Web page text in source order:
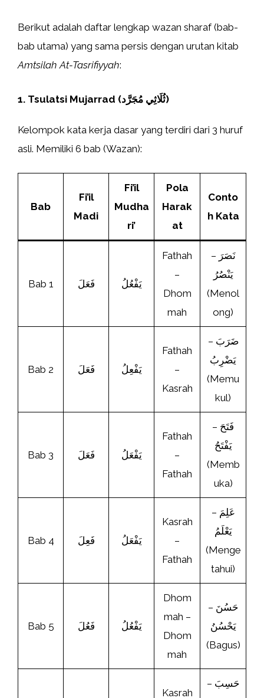
Berikut adalah daftar lengkap wazan sharaf (bab-
bab utama) yang sama persis dengan urutan kitab
Amtsilah At-Tasrifiyyah:
1. Tsulatsi Mujarrad (ثُلَاثِي مُجَرَّد)
Kelompok kata kerja dasar yang terdiri dari 3 huruf
asli. Memiliki 6 bab (Wazan):
Bab
Fi’il
Madi
Fi’il
Mudha
ri’
Pola
Harak
at
Conto
h Kata
Bab 1 فَعَلَ يَفْعُلُ
Fathah
–
Dhom
mah
نَصَرَ –
يَنْصُرُ
(Menol
ong)
Bab 2 فَعَلَ يَفْعِلُ
Fathah
–
Kasrah
ضَرَبَ –
يَضْرِبُ
(Memu
kul)
Bab 3 فَعَلَ يَفْعَلُ
Fathah
–
Fathah
فَتَحَ –
يَفْتَحُ
(Memb
uka)
Bab 4 فَعِلَ يَفْعَلُ
Kasrah
–
Fathah
عَلِمَ –
يَعْلَمُ
(Menge
tahui)
Bab 5 فَعُلَ يَفْعُلُ
Dhom
mah –
Dhom
mah
حَسُنَ –
يَحْسُنُ
(Bagus)
Kasrah
حَسِبَ –